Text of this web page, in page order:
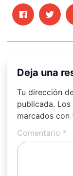
Deja una
Tu dirección
publicada.
marcados con
Comentario *